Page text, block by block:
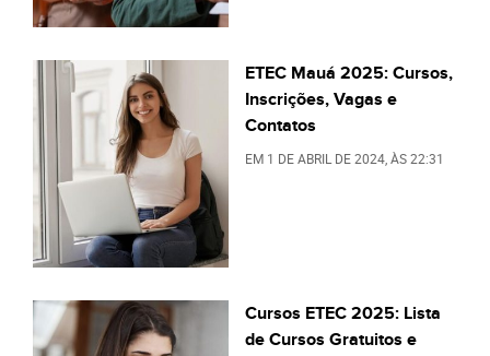
ETEC Mauá 2025: Cursos,
Inscrições, Vagas e
Contatos
EM 1 DE ABRIL DE 2024 , ÀS22:31
Cursos ETEC 2025: Lista
de Cursos Gratuitos e